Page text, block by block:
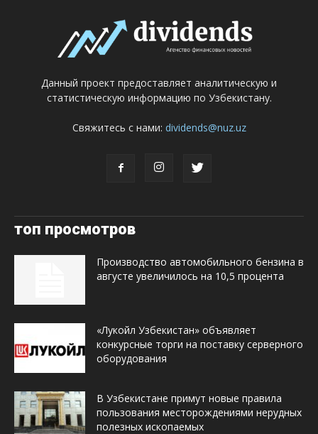
Данный проект предоставляет аналитическую и
статистическую информацию по Узбекистану.
Свяжитесь с нами: dividends@nuz.uz
топ просмотров
Производство автомобильного бензина в
августе увеличилось на 10,5 процента
«Лукойл Узбекистан» объявляет
конкурсные торги на поставку серверного
оборудования
В Узбекистане примут новые правила
пользования месторождениями нерудных
полезных ископаемых